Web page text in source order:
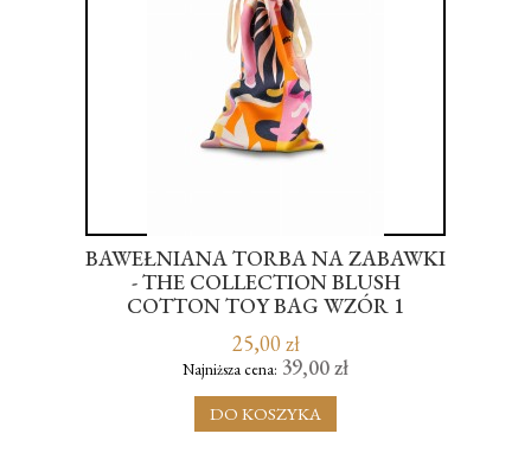
BAWEŁNIANA TORBA NA ZABAWKI
- THE COLLECTION BLUSH
COTTON TOY BAG WZÓR 1
25,00 zł
Najniższa cena: 39,00 zł
DO KOSZYKA